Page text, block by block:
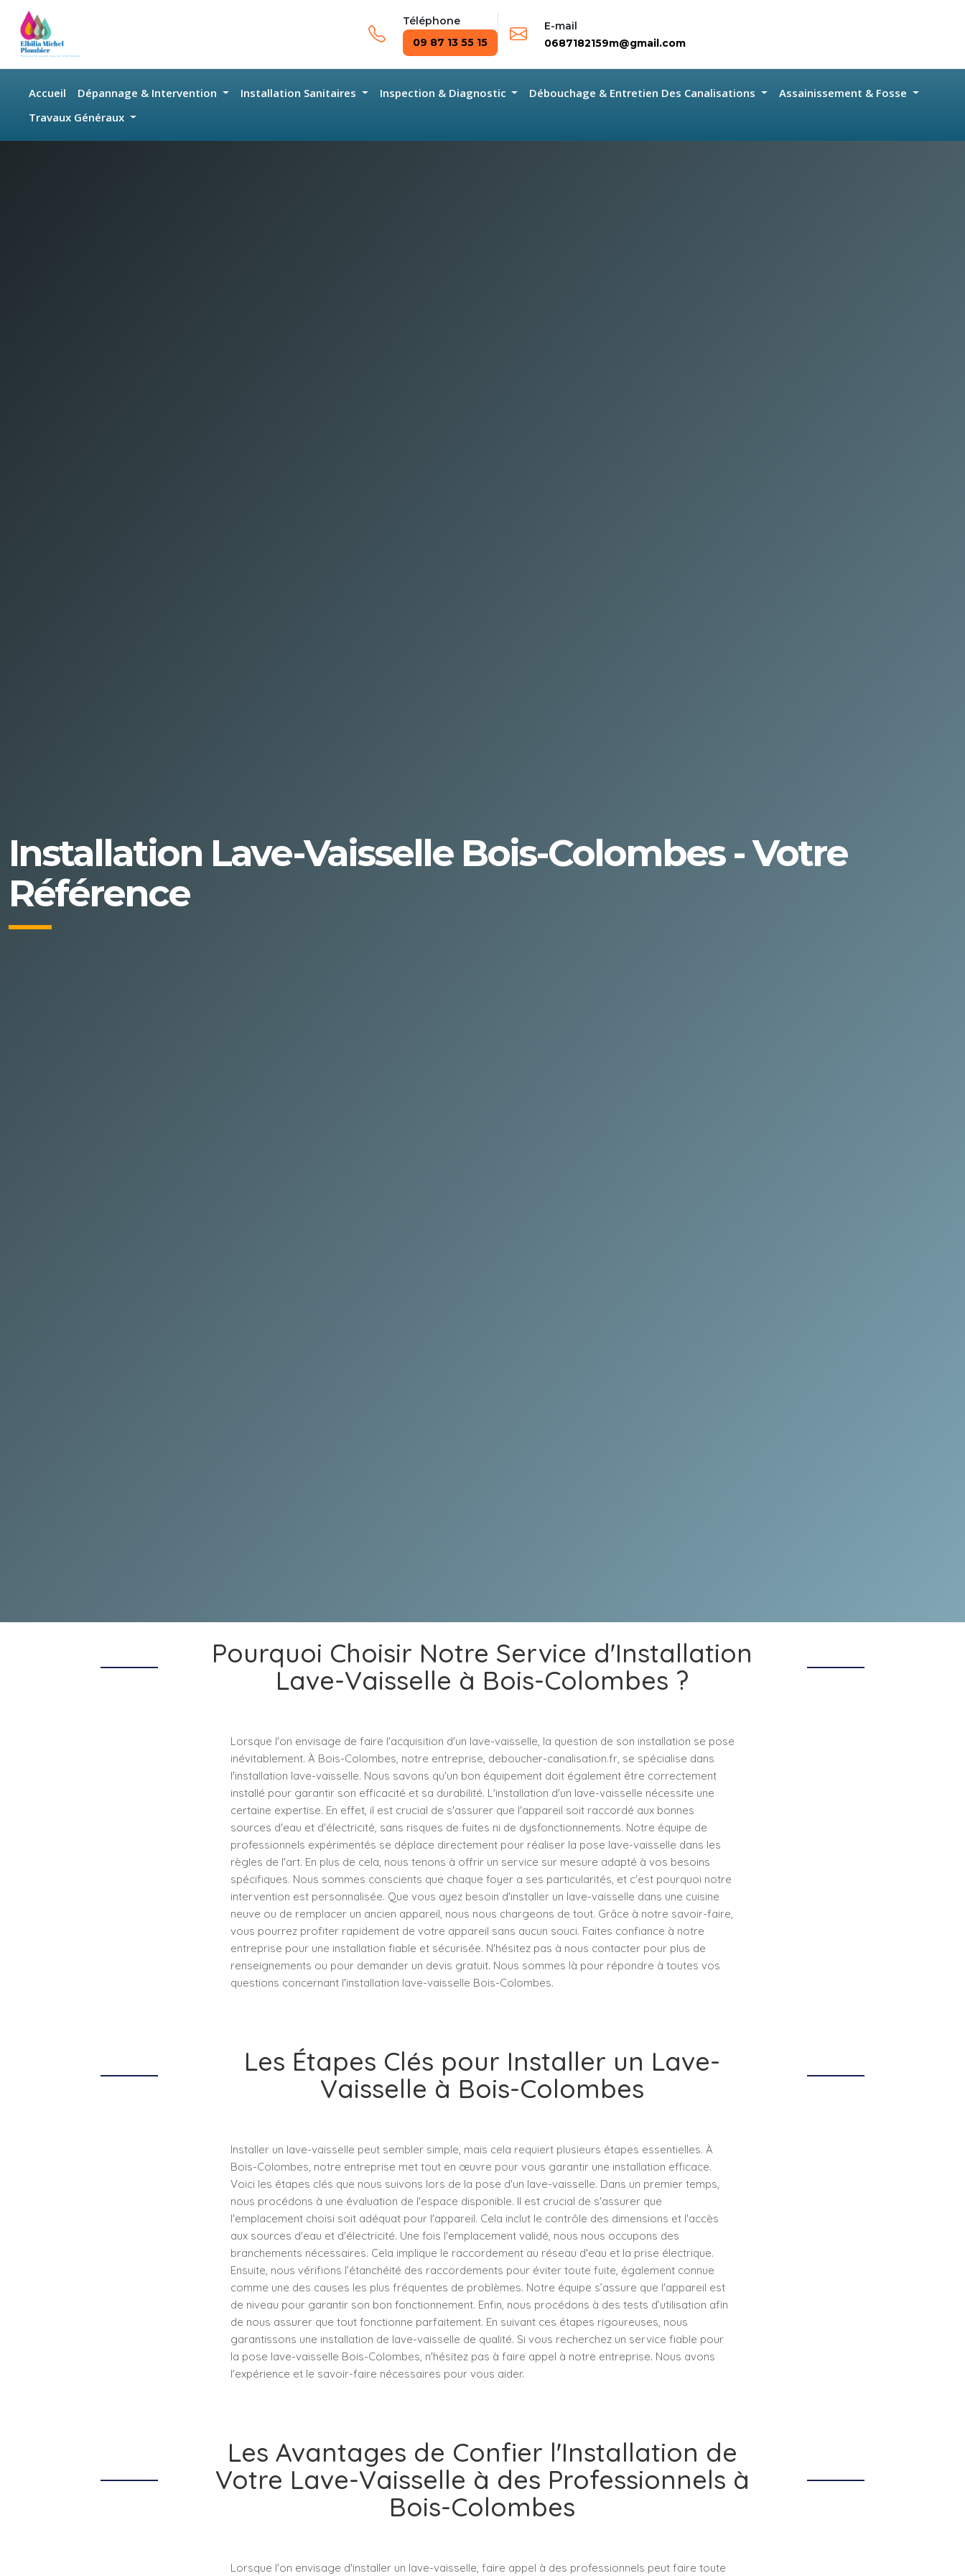
Skip to main content
Téléphone
09 87 13 55 15
E-mail
0687182159m@gmail.com
Accueil Dépannage & Intervention Installation Sanitaires Inspection & Diagnostic Débouchage & Entretien Des Canalisations
Assainissement & Fosse
Travaux Généraux
Installation Lave-Vaisselle Bois-Colombes - Votre
Référence
Pourquoi Choisir Notre Service d'Installation
Lave-Vaisselle à Bois-Colombes ?
Lorsque l'on envisage de faire l'acquisition d'un lave-vaisselle, la question de son installation se pose
inévitablement. À Bois-Colombes, notre entreprise, deboucher-canalisation.fr, se spécialise dans
l'installation lave-vaisselle. Nous savons qu'un bon équipement doit également être correctement
installé pour garantir son efficacité et sa durabilité. L'installation d'un lave-vaisselle nécessite une
certaine expertise. En effet, il est crucial de s'assurer que l'appareil soit raccordé aux bonnes
sources d'eau et d'électricité, sans risques de fuites ni de dysfonctionnements. Notre équipe de
professionnels expérimentés se déplace directement pour réaliser la pose lave-vaisselle dans les
règles de l'art. En plus de cela, nous tenons à offrir un service sur mesure adapté à vos besoins
spécifiques. Nous sommes conscients que chaque foyer a ses particularités, et c'est pourquoi notre
intervention est personnalisée. Que vous ayez besoin d'installer un lave-vaisselle dans une cuisine
neuve ou de remplacer un ancien appareil, nous nous chargeons de tout. Grâce à notre savoir-faire,
vous pourrez profiter rapidement de votre appareil sans aucun souci. Faites confiance à notre
entreprise pour une installation fiable et sécurisée. N'hésitez pas à nous contacter pour plus de
renseignements ou pour demander un devis gratuit. Nous sommes là pour répondre à toutes vos
questions concernant l'installation lave-vaisselle Bois-Colombes.
Les Étapes Clés pour Installer un Lave-
Vaisselle à Bois-Colombes
Installer un lave-vaisselle peut sembler simple, mais cela requiert plusieurs étapes essentielles. À
Bois-Colombes, notre entreprise met tout en œuvre pour vous garantir une installation efficace.
Voici les étapes clés que nous suivons lors de la pose d'un lave-vaisselle. Dans un premier temps,
nous procédons à une évaluation de l'espace disponible. Il est crucial de s'assurer que
l'emplacement choisi soit adéquat pour l'appareil. Cela inclut le contrôle des dimensions et l'accès
aux sources d'eau et d'électricité. Une fois l'emplacement validé, nous nous occupons des
branchements nécessaires. Cela implique le raccordement au réseau d'eau et la prise électrique.
Ensuite, nous vérifions l’étanchéité des raccordements pour éviter toute fuite, également connue
comme une des causes les plus fréquentes de problèmes. Notre équipe s’assure que l'appareil est
de niveau pour garantir son bon fonctionnement. Enfin, nous procédons à des tests d’utilisation afin
de nous assurer que tout fonctionne parfaitement. En suivant ces étapes rigoureuses, nous
garantissons une installation de lave-vaisselle de qualité. Si vous recherchez un service fiable pour
la pose lave-vaisselle Bois-Colombes, n'hésitez pas à faire appel à notre entreprise. Nous avons
l'expérience et le savoir-faire nécessaires pour vous aider.
Les Avantages de Confier l'Installation de
Votre Lave-Vaisselle à des Professionnels à
Bois-Colombes
Lorsque l'on envisage d'installer un lave-vaisselle, faire appel à des professionnels peut faire toute